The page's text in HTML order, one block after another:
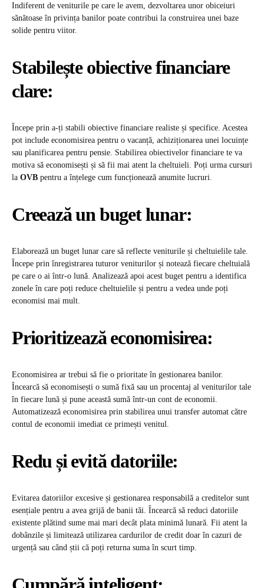
Indiferent de veniturile pe care le avem, dezvoltarea unor obiceiuri
sănătoase în privința banilor poate contribui la construirea unei baze
solide pentru viitor.
Stabilește obiective financiare
clare:
Începe prin a-ți stabili obiective financiare realiste și specifice. Acestea
pot include economisirea pentru o vacanță, achiziționarea unei locuințe
sau planificarea pentru pensie. Stabilirea obiectivelor financiare te va
motiva să economisești și să fii mai atent la cheltuieli. Poți urma cursuri
la OVB pentru a înțelege cum funcționează anumite lucruri.
Creează un buget lunar:
Elaborează un buget lunar care să reflecte veniturile și cheltuielile tale.
Începe prin înregistrarea tuturor veniturilor și notează fiecare cheltuială
pe care o ai într-o lună. Analizează apoi acest buget pentru a identifica
zonele în care poți reduce cheltuielile și pentru a vedea unde poți
economisi mai mult.
Prioritizează economisirea:
Economisirea ar trebui să fie o prioritate în gestionarea banilor.
Încearcă să economisești o sumă fixă sau un procentaj al veniturilor tale
în fiecare lună și pune această sumă într-un cont de economii.
Automatizează economisirea prin stabilirea unui transfer automat către
contul de economii imediat ce primești venitul.
Redu și evită datoriile:
Evitarea datoriilor excesive și gestionarea responsabilă a creditelor sunt
esențiale pentru a avea grijă de banii tăi. Încearcă să reduci datoriile
existente plătind sume mai mari decât plata minimă lunară. Fii atent la
dobânzile și limitează utilizarea cardurilor de credit doar în cazuri de
urgență sau când știi că poți returna suma în scurt timp.